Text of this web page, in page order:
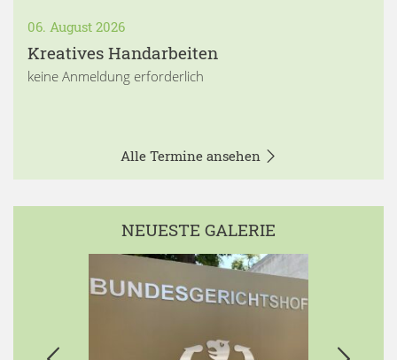
06. August 2026
Kreatives Handarbeiten
keine Anmeldung erforderlich
Alle Termine ansehen
NEUESTE GALERIE